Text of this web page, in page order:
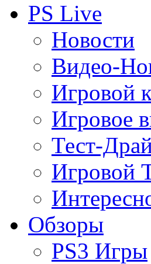
PS Live
Новости
Видео-
Игровой
Игровое
Тест-
Игровой
Обзоры
PS3 Игры